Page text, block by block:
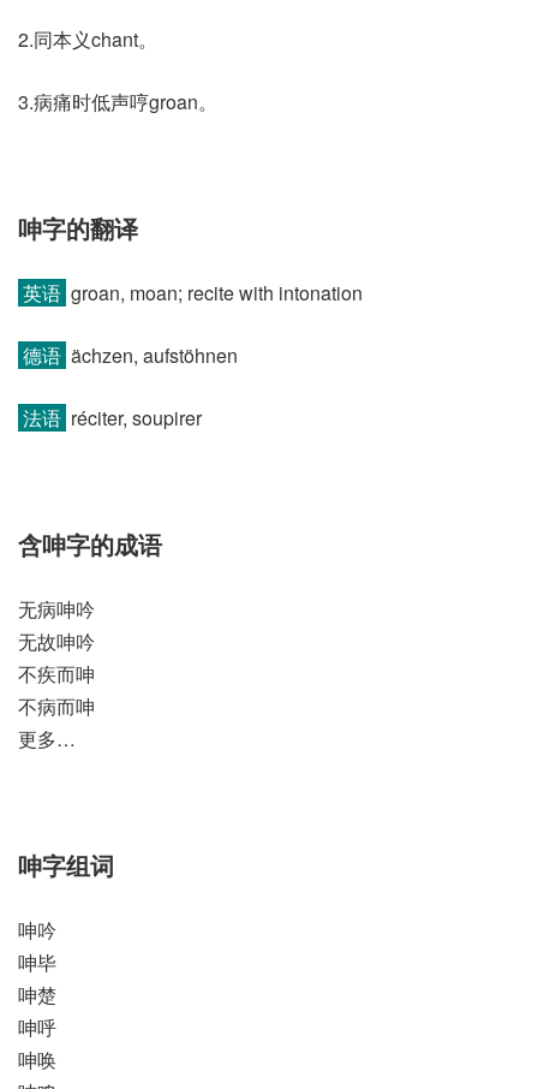
2.同本义chant。
3.病痛时低声哼groan。
呻字的翻译
英语 groan, moan; recite with intonation
德语 ächzen, aufstöhnen
法语 réciter, soupirer
含呻字的成语
无病呻吟
无故呻吟
不疾而呻
不病而呻
更多…
呻字组词
呻吟
呻毕
呻楚
呻呼
呻唤